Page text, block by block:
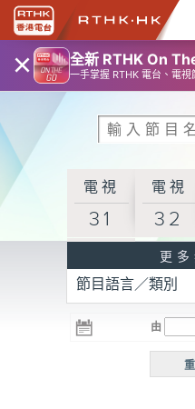
× 全新 RTHK On
一手掌握 RTHK 電台、電視
電視
31
電視
32
R3
電台 電台
R5
更多
節目語言／類別
由